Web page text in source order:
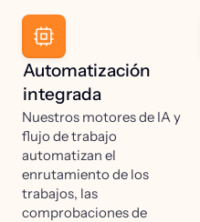
Automatización
integrada
Nuestros motores de IA y
flujo de trabajo
automatizan el
enrutamiento de los
trabajos, las
comprobaciones de